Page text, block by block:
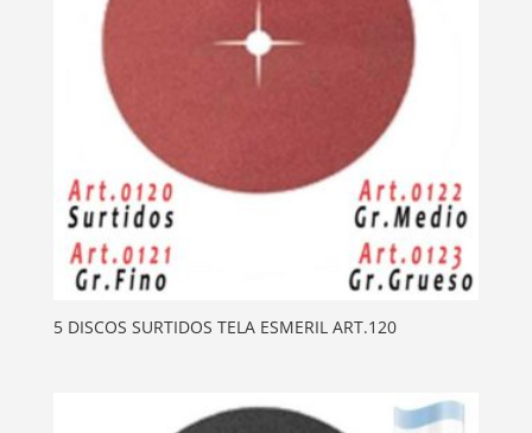
5 DISCOS SURTIDOS TELA ESMERIL ART.120